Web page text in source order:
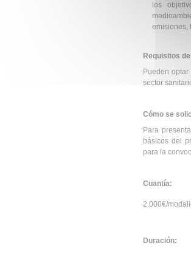
los
emisiones,
Requisitos
Pueden
sector
Cómo se
Para
básicos del
para la
Cuantía:
2.000€/
Duración: